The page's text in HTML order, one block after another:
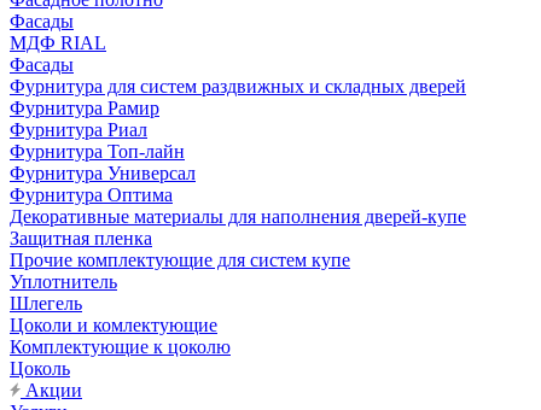
Фасады
МДФ RIAL
Фасады
Фурнитура для систем раздвижных и складных дверей
Фурнитура Рамир
Фурнитура Риал
Фурнитура Топ-лайн
Фурнитура Универсал
Фурнитура Оптима
Декоративные материалы для наполнения дверей-купе
Защитная пленка
Прочие комплектующие для систем купе
Уплотнитель
Шлегель
Цоколи и комлектующие
Комплектующие к цоколю
Цоколь
Акции